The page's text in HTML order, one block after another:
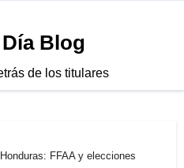
Blog
de los titulares
FFAA y elecciones